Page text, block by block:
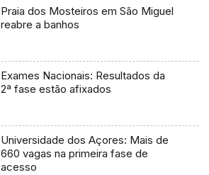
Praia dos Mosteiros em São Miguel
reabre a banhos
Exames Nacionais: Resultados da
2ª fase estão afixados
Universidade dos Açores: Mais de
660 vagas na primeira fase de
acesso